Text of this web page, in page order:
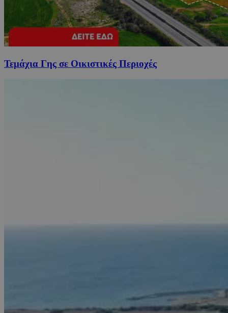
Τεμάχια Γης σε Οικιστικές Περιοχές